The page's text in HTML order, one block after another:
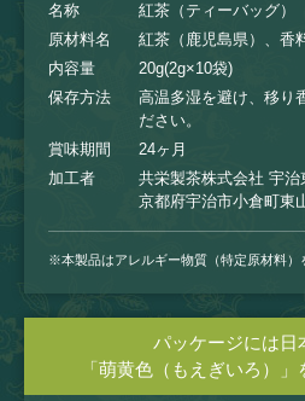
名称
紅茶（ティーバッグ）
原材料名
紅茶（鹿児島県）、香
内容量
20g(2g×10袋)
保存方法
高温多湿を避け、移り
ださい。
賞味期間
24ヶ月
加工者
共栄製茶株式会社 宇治
京都府宇治市小倉町東
※本製品はアレルギー物質（特定原材料）
パッケージには日
「萌黄色（もえぎいろ）」